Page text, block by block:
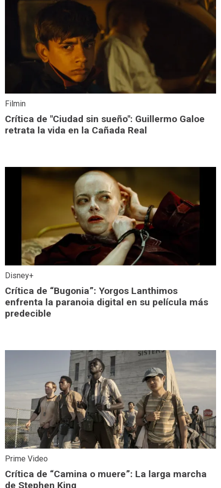
Filmin
Crítica de "Ciudad sin sueño": Guillermo Galoe
retrata la vida en la Cañada Real
Disney+
Crítica de “Bugonia”: Yorgos Lanthimos
enfrenta la paranoia digital en su película más
predecible
Prime Video
Crítica de “Camina o muere”: La larga marcha
de Stephen King